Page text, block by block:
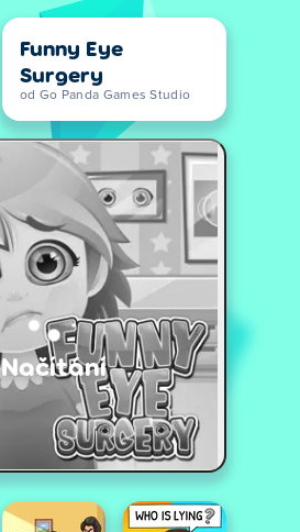
Funny Eye
Surgery
od Go Panda Games Studio
Načítání